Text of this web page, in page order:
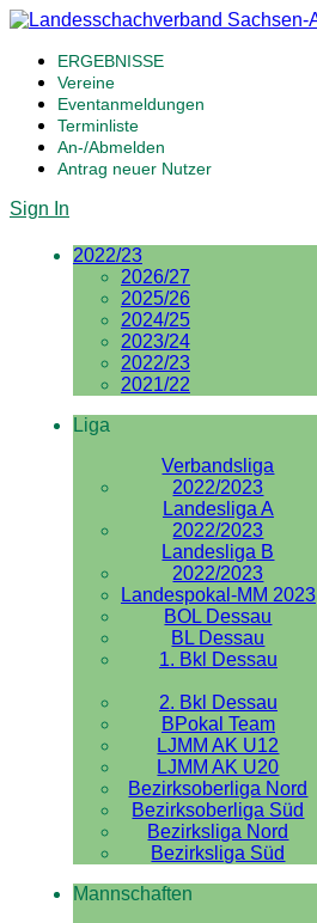
ERGEBNISSE
Vereine
Eventanmeldungen
Terminliste
An-/Abmelden
Antrag neuer Nutzer
Sign In
2022/23
2026/27
2025/26
2024/25
2023/24
2022/23
2021/22
Liga
Verbandsliga
2022/2023
Landesliga A
2022/2023
Landesliga B
2022/2023
Landespokal-MM 2023
BOL Dessau
BL Dessau
1. Bkl Dessau
2. Bkl Dessau
BPokal Team
LJMM AK U12
LJMM AK U20
Bezirksoberliga Nord
Bezirksoberliga Süd
Bezirksliga Nord
Bezirksliga Süd
Mannschaften